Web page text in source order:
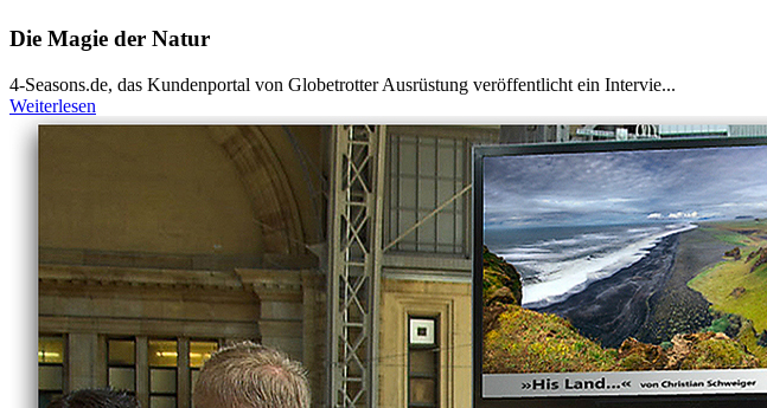
Die Magie der Natur
4-Seasons.de, das Kundenportal von Globetrotter Ausrüstung veröffentlicht ein Intervie...
Weiterlesen